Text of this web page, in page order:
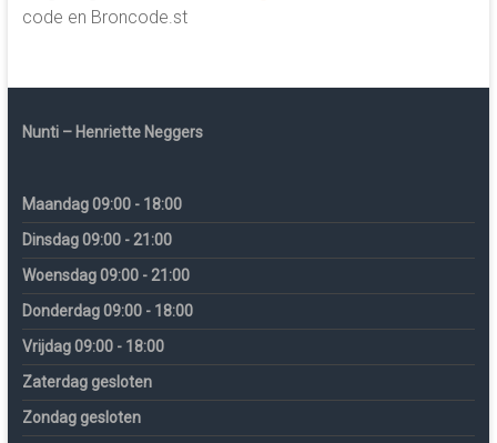
code en Broncode.st
Nunti – Henriette Neggers
Maandag 09:00 - 18:00
Dinsdag 09:00 - 21:00
Woensdag 09:00 - 21:00
Donderdag 09:00 - 18:00
Vrijdag 09:00 - 18:00
Zaterdag gesloten
Zondag gesloten